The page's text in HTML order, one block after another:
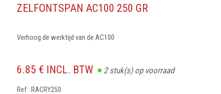
ZELFONTSPAN AC100 250 GR
Verhoog de werktijd van de AC100
6.85 € INCL. BTW 2stuk(s) op voorraad
Ref : RACRY250